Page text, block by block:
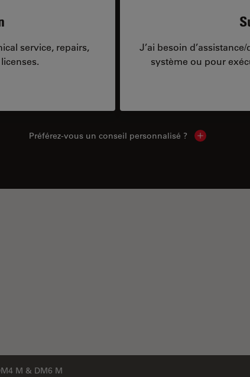
service, repairs,
J’ai besoin
système ou pour
Préférez-vous un conseil personnalisé ? Show local
M & DM6 M